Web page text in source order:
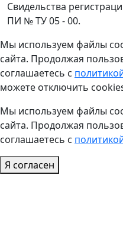
Свидельства
ПИ № ТУ 05 - 00.
Мы используем файлы
сайта. Продолжая
соглашаетесь с
можете отключить
Мы используем файлы
сайта. Продолжая
соглашаетесь с
Я согласен